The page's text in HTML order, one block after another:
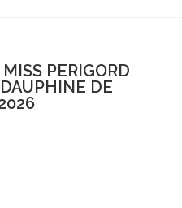
PERIGORD
DE